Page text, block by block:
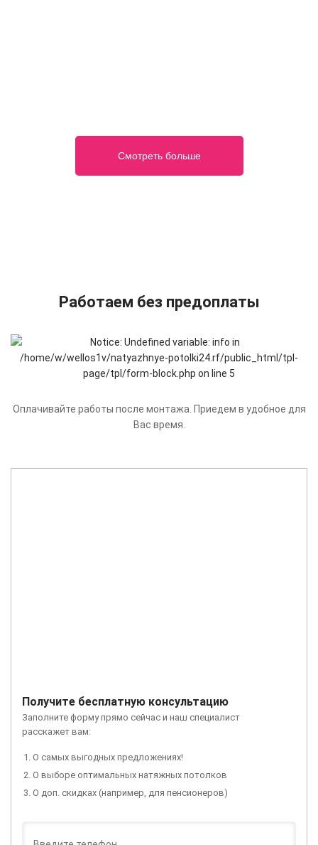
Смотреть больше
Работаем без предоплаты
Оплачивайте работы после монтажа. Приедем в удобное для
Вас время.
Получите бесплатную консультацию
Заполните форму прямо сейчас и наш специалист
расскажет вам:
О самых выгодных предложениях!
О выборе оптимальных натяжных потолков
О доп. скидках (например, для пенсионеров)